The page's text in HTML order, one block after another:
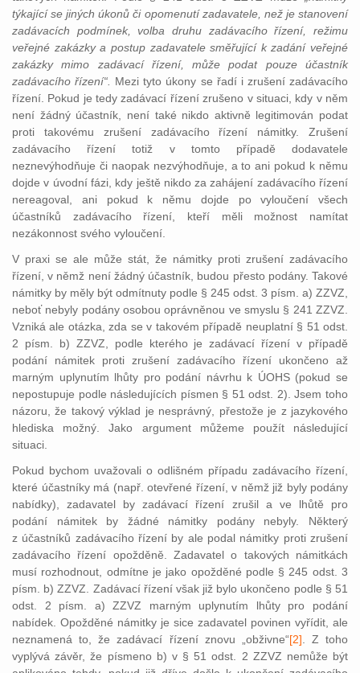
týkající se jiných úkonů či opomenutí zadavatele, než je stanovení
zadávacích podmínek, volba druhu zadávacího řízení, režimu
veřejné zakázky a postup zadavatele směřující k zadání veřejné
zakázky mimo zadávací řízení, může podat pouze účastník
zadávacího řízení“. Mezi tyto úkony se řadí i zrušení zadávacího
řízení. Pokud je tedy zadávací řízení zrušeno v situaci, kdy v něm
není žádný účastník, není také nikdo aktivně legitimován podat
proti takovému zrušení zadávacího řízení námitky. Zrušení
zadávacího řízení totiž v tomto případě dodavatele
neznevýhodňuje či naopak nezvýhodňuje, a to ani pokud k němu
dojde v úvodní fázi, kdy ještě nikdo za zahájení zadávacího řízení
nereagoval, ani pokud k němu dojde po vyloučení všech
účastníků zadávacího řízení, kteří měli možnost namítat
nezákonnost svého vyloučení.
V praxi se ale může stát, že námitky proti zrušení zadávacího
řízení, v němž není žádný účastník, budou přesto podány. Takové
námitky by měly být odmítnuty podle § 245 odst. 3 písm. a) ZZVZ,
neboť nebyly podány osobou oprávněnou ve smyslu § 241 ZZVZ.
Vzniká ale otázka, zda se v takovém případě neuplatní § 51 odst.
2 písm. b) ZZVZ, podle kterého je zadávací řízení v případě
podání námitek proti zrušení zadávacího řízení ukončeno až
marným uplynutím lhůty pro podání návrhu k ÚOHS (pokud se
nepostupuje podle následujících písmen § 51 odst. 2). Jsem toho
názoru, že takový výklad je nesprávný, přestože je z jazykového
hlediska možný. Jako argument můžeme použít následující
situaci.
Pokud bychom uvažovali o odlišném případu zadávacího řízení,
které účastníky má (např. otevřené řízení, v němž již byly podány
nabídky), zadavatel by zadávací řízení zrušil a ve lhůtě pro
podání námitek by žádné námitky podány nebyly. Některý
z účastníků zadávacího řízení by ale podal námitky proti zrušení
zadávacího řízení opožděně. Zadavatel o takových námitkách
musí rozhodnout, odmítne je jako opožděné podle § 245 odst. 3
písm. b) ZZVZ. Zadávací řízení však již bylo ukončeno podle § 51
odst. 2 písm. a) ZZVZ marným uplynutím lhůty pro podání
nabídek. Opožděné námitky je sice zadavatel povinen vyřídit, ale
neznamená to, že zadávací řízení znovu „obživne“[2] . Z toho
vyplývá závěr, že písmeno b) v § 51 odst. 2 ZZVZ nemůže být